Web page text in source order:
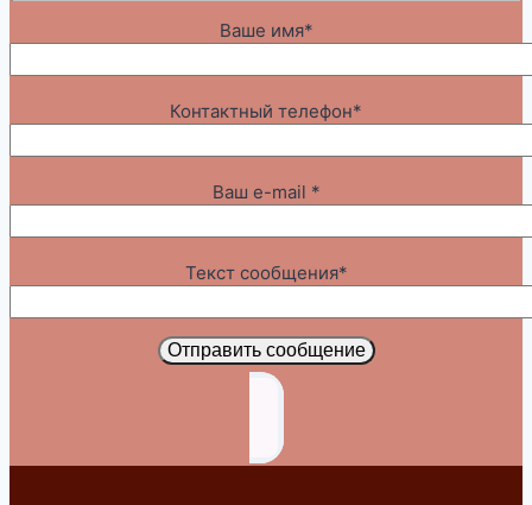
Ваше имя*
Контактный телефон*
Ваш e-mail *
Текст сообщения*
Отправить сообщение